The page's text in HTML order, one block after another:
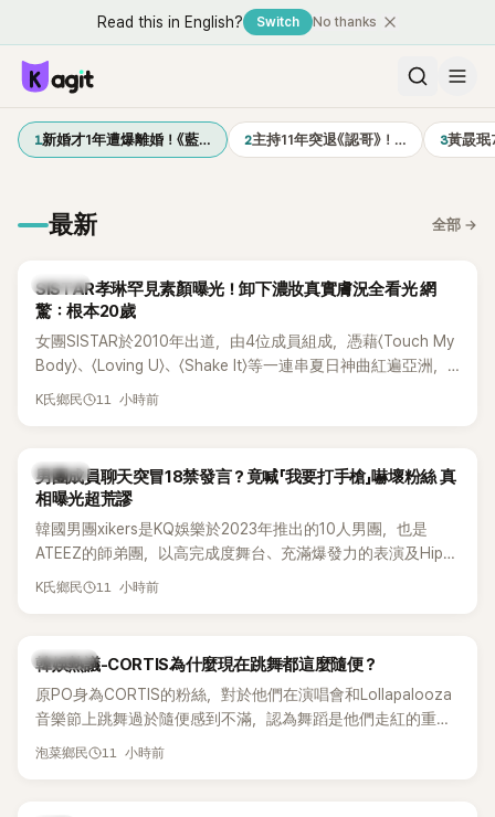
Read this in English? Switch No thanks
1新婚才1年遭爆離婚！《藍… 2主持11年突退《認哥》！… 3黃晸
最新 全部 →
K-POP
SISTAR孝琳罕見素顏曝光！卸下濃妝真實膚況全看光 網
驚：根本20歲
女團SISTAR於2010年出道，由4位成員組成，憑藉〈Touch My
Body〉、〈Loving U〉、〈Shake It〉等一連串夏日神曲紅遍亞洲，
獲封「夏日女王」。不過，團體在出道滿7年後宣布解散，成員各
不僅展現兩人多年不變的好交情，她幾乎素顏入鏡的真實模
樣，也意外掀起網友熱議。
K氏鄉民 11 小時前
K-POP
男團成員聊天突冒18禁發言？竟喊「我要打手槍」嚇壞粉絲 真
相曝光超荒謬
韓國男團xikers是KQ娛樂於2023年推出的10人男團，也是
ATEEZ的師弟團，以高完成度舞台、充滿爆發力的表演及Hip-
Hop風格聞名，出道後迅速累積大批海內外粉絲，近年也陸續
K氏鄉民 11 小時前
熱議討論
韓娛熱議-CORTIS為什麼現在跳舞都這麼隨便？
原PO身為CORTIS的粉絲，對於他們在演唱會和Lollapalooza
音樂節上跳舞過於隨便感到不滿，認為舞蹈是他們走紅的重要
原因，希望他們能更認真地表演。
泡菜鄉民 11 小時前